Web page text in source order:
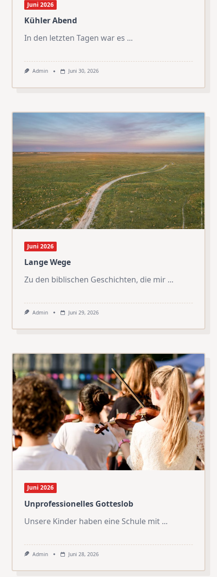
Juni 2026
Kühler Abend
In den letzten Tagen war es ...
Admin Juni 30, 2026
Juni 2026
Lange Wege
Zu den biblischen Geschichten, die mir ...
Admin Juni 29, 2026
Juni 2026
Unprofessionelles Gotteslob
Unsere Kinder haben eine Schule mit ...
Admin Juni 28, 2026